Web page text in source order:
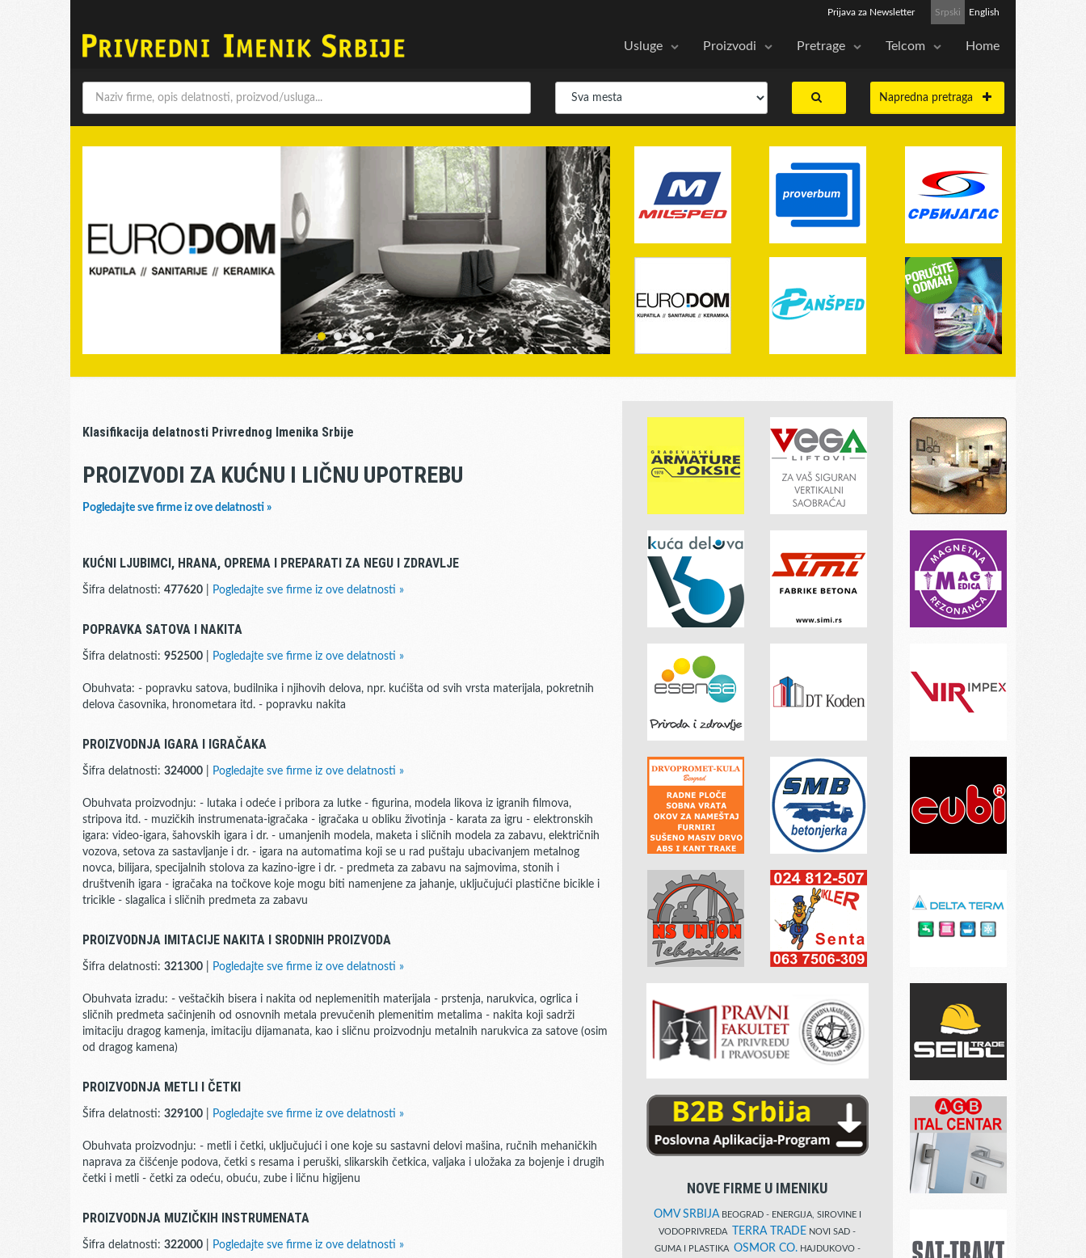
Srpski English
Prijava za Newsletter
Usluge Proizvodi Pretrage Telcom Home
Napredna pretraga
Klasifikacija delatnosti Privrednog Imenika Srbije
PROIZVODI ZA KUĆNU I LIČNU UPOTREBU
Pogledajte sve firme iz ove delatnosti »
KUĆNI LJUBIMCI, HRANA, OPREMA I PREPARATI ZA NEGU I ZDRAVLJE
Šifra delatnosti: 477620 Pogledajte sve firme iz ove delatnosti »
POPRAVKA SATOVA I NAKITA
Šifra delatnosti: 952500 Pogledajte sve firme iz ove delatnosti »
Obuhvata: - popravku satova, budilnika i njihovih delova, npr. kućišta od svih vrsta materijala, pokretnih
delova časovnika, hronometara itd. - popravku nakita
PROIZVODNJA IGARA I IGRAČAKA
Šifra delatnosti: 324000 Pogledajte sve firme iz ove delatnosti »
Obuhvata proizvodnju: - lutaka i odeće i pribora za lutke - figurina, modela likova iz igranih filmova,
stripova itd. - muzičkih instrumenata-igračaka - igračaka u obliku životinja - karata za igru - elektronskih
igara: video-igara, šahovskih igara i dr. - umanjenih modela, maketa i sličnih modela za zabavu, električnih
vozova, setova za sastavljanje i dr. - igara na automatima koji se u rad puštaju ubacivanjem metalnog
novca, bilijara, specijalnih stolova za kazino-igre i dr. - predmeta za zabavu na sajmovima, stonih i
društvenih igara - igračaka na točkove koje mogu biti namenjene za jahanje, uključujući plastične bicikle i
tricikle - slagalica i sličnih predmeta za zabavu
PROIZVODNJA IMITACIJE NAKITA I SRODNIH PROIZVODA
Šifra delatnosti: 321300 Pogledajte sve firme iz ove delatnosti »
Obuhvata izradu: - veštačkih bisera i nakita od neplemenitih materijala - prstenja, narukvica, ogrlica i
sličnih predmeta sačinjenih od osnovnih metala prevučenih plemenitim metalima - nakita koji sadrži
imitaciju dragog kamenja, imitaciju dijamanata, kao i sličnu proizvodnju metalnih narukvica za satove (osim
od dragog kamena)
PROIZVODNJA METLI I ČETKI
Šifra delatnosti: 329100 Pogledajte sve firme iz ove delatnosti »
Obuhvata proizvodnju: - metli i četki, uključujući i one koje su sastavni delovi mašina, ručnih mehaničkih
naprava za čišćenje podova, četki s resama i peruški, slikarskih četkica, valjaka i uložaka za bojenje i drugih
četki i metli - četki za odeću, obuću, zube i ličnu higijenu
PROIZVODNJA MUZIČKIH INSTRUMENATA
Šifra delatnosti: 322000 Pogledajte sve firme iz ove delatnosti »
NOVE FIRME U IMENIKU
OMV SRBIJABEOGRAD - ENERGIJA, SIROVINE I
VODOPRIVREDA
TERRA TRADE NOVI SAD -
GUMA I PLASTIKA OSMOR CO.HAJDUKOVO -